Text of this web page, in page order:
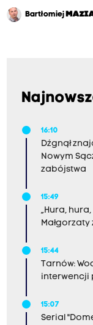
Bartłomiej
16:10
Dźgnął
Nowym
zabójstwa
15:49
„Hura,
Małgorzaty
15:44
Tarnów:
interwencji
15:07
Serial